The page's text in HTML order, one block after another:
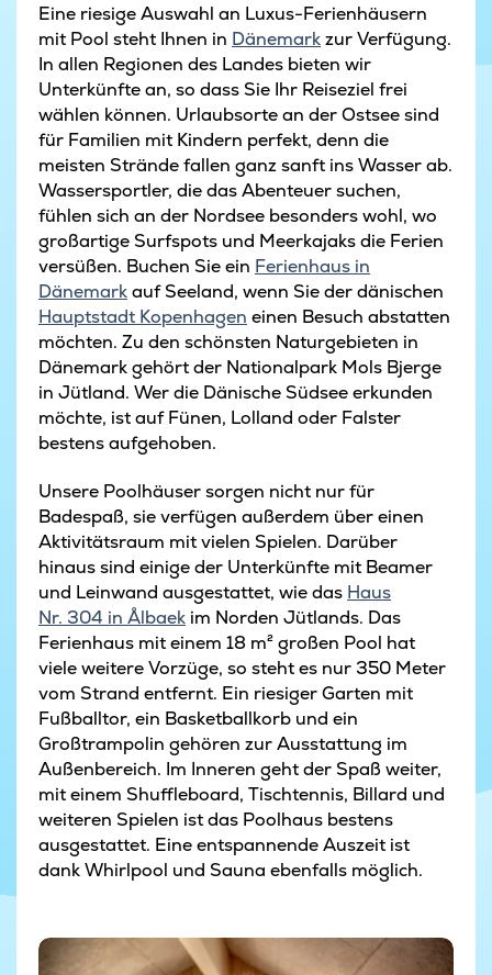
Eine riesige Auswahl an Luxus-Ferienhäusern
mit Pool steht Ihnen in Dänemarkzur Verfügung.
In allen Regionen des Landes bieten wir
Unterkünfte an, so dass Sie Ihr Reiseziel frei
wählen können. Urlaubsorte an der Ostsee sind
für Familien mit Kindern perfekt, denn die
meisten Strände fallen ganz sanft ins Wasser ab.
Wassersportler, die das Abenteuer suchen,
fühlen sich an der Nordsee besonders wohl, wo
großartige Surfspots und Meerkajaks die Ferien
versüßen. Buchen Sie ein Ferienhaus in
Dänemarkauf Seeland, wenn Sie der dänischen
Hauptstadt Kopenhagen einen Besuch abstatten
möchten. Zu den schönsten Naturgebieten in
Dänemark gehört der Nationalpark Mols Bjerge
in Jütland. Wer die Dänische Südsee erkunden
möchte, ist auf Fünen, Lolland oder Falster
bestens aufgehoben.
Unsere Poolhäuser sorgen nicht nur für
Badespaß, sie verfügen außerdem über einen
Aktivitätsraum mit vielen Spielen. Darüber
hinaus sind einige der Unterkünfte mit Beamer
und Leinwand ausgestattet, wie das Haus
Nr. 304 in Ålbaek im Norden Jütlands. Das
Ferienhaus mit einem 18 m² großen Pool hat
viele weitere Vorzüge, so steht es nur 350 Meter
vom Strand entfernt. Ein riesiger Garten mit
Fußballtor, ein Basketballkorb und ein
Großtrampolin gehören zur Ausstattung im
Außenbereich. Im Inneren geht der Spaß weiter,
mit einem Shuffleboard, Tischtennis, Billard und
weiteren Spielen ist das Poolhaus bestens
ausgestattet. Eine entspannende Auszeit ist
dank Whirlpool und Sauna ebenfalls möglich.